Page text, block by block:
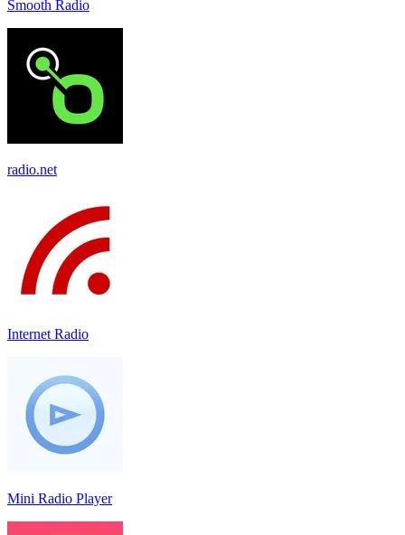
Smooth Radio
radio.net
Internet Radio
Mini Radio Player